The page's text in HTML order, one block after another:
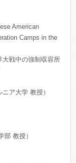
American
Camps in the
大戦中の強制収容所
ア大学 教授）
教授）